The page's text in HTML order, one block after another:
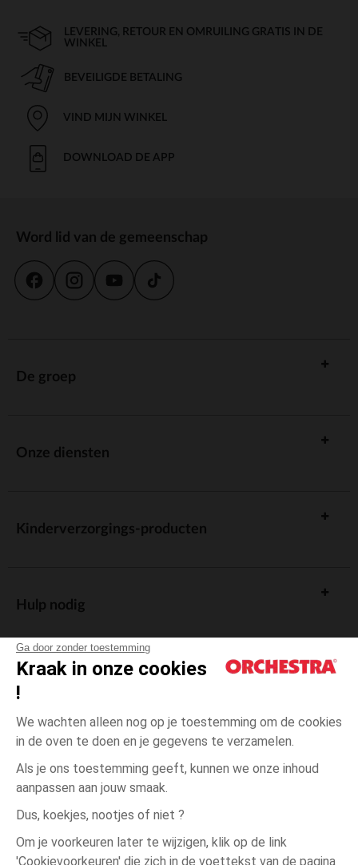
Ga door zonder toestemming
Kraak in onze cookies
!
We wachten alleen nog op je toestemming om de cookies
in de oven te doen en je gegevens te verzamelen.
Als je ons toestemming geeft, kunnen we onze inhoud
aanpassen aan jouw smaak.
Dus, koekjes, nootjes of niet ?
Om je voorkeuren later te wijzigen, klik op de link
'Cookievoorkeuren' die zich in de voettekst van de pagina
één
LEVERING, RETOUR EN OMRUILING GRATIS IN DE
WINKEL
BEVEILIGDE BETALING
VIND MIJN WINKEL
DOWNLOAD DE APP
Word lid van de gemeenschap
De groep
Onze diensten
Kinderverzorgings-producten
Hulp nodig
Algemene verkoopsvoorwaarden
Wettelijke bepalingen
Persoonsgegevens